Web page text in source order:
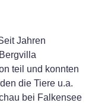
Jahren
teil und konnten
die Tiere u.a.
bei Falkensee